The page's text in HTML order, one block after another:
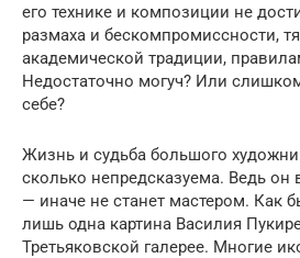
его технике и композиции не
размаха и бескомпромиссности,
академической традиции,
Недостаточно могуч? Или
себе?
Жизнь и судьба большого
сколько непредсказуема. Ведь он
— иначе не станет мастером. Как
лишь одна картина Василия
Третьяковской галерее. Многие